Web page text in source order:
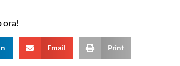
ora!
Email Print